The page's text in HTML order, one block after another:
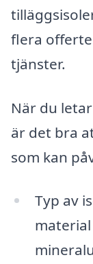
flera
tjänster.
När du
är det bra
som kan
Typ av